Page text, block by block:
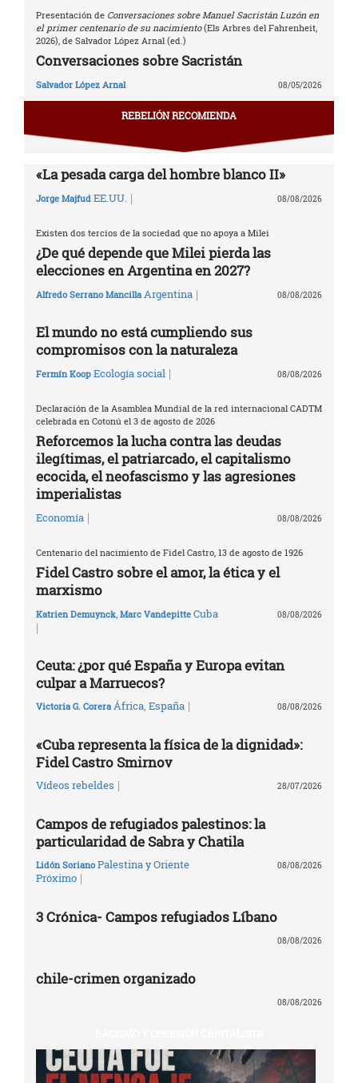
Presentación de Conversaciones sobre Manuel Sacristán Luzón en
el primer centenario de su nacimiento(Els Arbres del Fahrenheit,
2026), de Salvador López Arnal (ed.)
Conversaciones sobre Sacristán
Salvador López Arnal 08/05/2026
REBELIÓN RECOMIENDA
«La pesada carga del hombre blanco II»
Jorge Majfud EE.UU. | 08/08/2026
Existen dos tercios de la sociedad que no apoya a Milei
¿De qué depende que Milei pierda las
elecciones en Argentina en 2027?
Alfredo Serrano Mancilla Argentina | 08/08/2026
El mundo no está cumpliendo sus
compromisos con la naturaleza
Fermín Koop Ecología social | 08/08/2026
Declaración de la Asamblea Mundial de la red internacional CADTM
celebrada en Cotonú el 3 de agosto de 2026
Reforcemos la lucha contra las deudas
ilegítimas, el patriarcado, el capitalismo
ecocida, el neofascismo y las agresiones
imperialistas
Economía | 08/08/2026
Centenario del nacimiento de Fidel Castro, 13 de agosto de 1926
Fidel Castro sobre el amor, la ética y el
marxismo
Katrien Demuynck, Marc Vandepitte Cuba
|
08/08/2026
Ceuta: ¿por qué España y Europa evitan
culpar a Marruecos?
Victoria G. Corera África, España | 08/08/2026
«Cuba representa la física de la dignidad»:
Fidel Castro Smirnov
Vídeos rebeldes | 28/07/2026
Campos de refugiados palestinos: la
particularidad de Sabra y Chatila
Lidón Soriano Palestina y Oriente
Próximo |
08/08/2026
3 Crónica- Campos refugiados Líbano
08/08/2026
chile-crimen organizado
08/08/2026